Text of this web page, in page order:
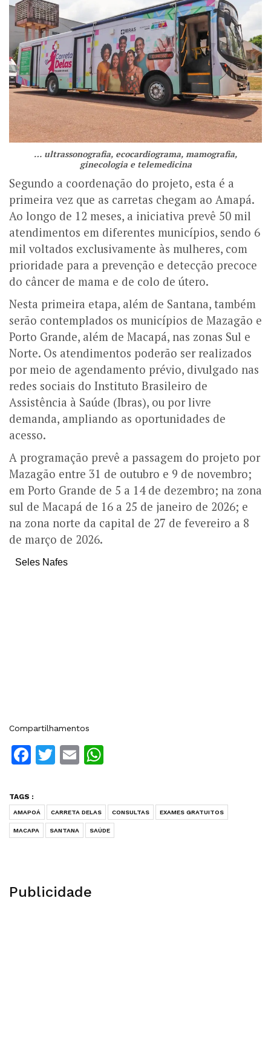
… ultrassonografia, ecocardiograma, mamografia,
ginecologia e telemedicina
Segundo a coordenação do projeto, esta é a
primeira vez que as carretas chegam ao Amapá.
Ao longo de 12 meses, a iniciativa prevê 50 mil
atendimentos em diferentes municípios, sendo 6
mil voltados exclusivamente às mulheres, com
prioridade para a prevenção e detecção precoce
do câncer de mama e de colo de útero.
Nesta primeira etapa, além de Santana, também
serão contemplados os municípios de Mazagão e
Porto Grande, além de Macapá, nas zonas Sul e
Norte. Os atendimentos poderão ser realizados
por meio de agendamento prévio, divulgado nas
redes sociais do Instituto Brasileiro de
Assistência à Saúde (Ibras), ou por livre
demanda, ampliando as oportunidades de
acesso.
A programação prevê a passagem do projeto por
Mazagão entre 31 de outubro e 9 de novembro;
em Porto Grande de 5 a 14 de dezembro; na zona
sul de Macapá de 16 a 25 de janeiro de 2026; e
na zona norte da capital de 27 de fevereiro a 8
de março de 2026.
Seles Nafes
Compartilhamentos
Facebook
Twitter
Email
TAGS :
AMAPOÁ CARRETA DELAS CONSULTAS EXAMES GRATUITOS
MACAPA SANTANA SAÚDE
Publicidade